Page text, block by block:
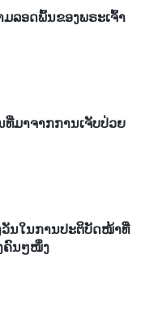
ງກັບຄິດວ່າ: “ຂ້ອຍ
ຍວິທີນັ້ນ ຂ້ອຍຈຶ່ງຈະບໍ່
ໄດ້ຮັບອິດທິພົນຈາກ
ແລະ ຂ້ອຍຈະສາມາດ
ພິຈາລະນາທີ່ຈະອອກ
ບໍ່ຮູ້ວ່າຈະເຮັດຫຍັງ.
ຫ້ພຣະອົຊ່ວຍຂ້ອຍໃຫ້
ພຣະເຈົ້າທີ່ເວົ້າວ່າ:
ຄວາມຮັບຜິດຊອບ ແລະ
ນຸດ. ແລ້ວມະນຸດຄວນ
ມລອດພົ້ນຂອງພຣະເຈົ້າ
ທີ່ມາຈາກການເຈັບປ່ວຍ
ວັນໃນການປະຕິບັດໜ້າທີ່
ຄົນໆໜຶ່ງ